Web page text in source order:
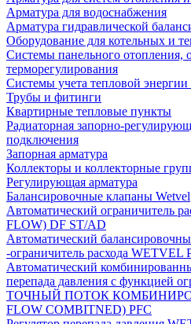
Арматура для водоснабжения
Арматура гидравлической
Оборудование для котельных и
Системы панельного отопления,
терморегулирования
Системы учета тепловой
Трубы и фитинги
Квартирные тепловые пункты
Радиаторная запорно-
подключения
Запорная арматура
Коллекторы и коллекторные
Регулирующая арматура
Балансировочные клапаны Wetvel
Автоматический ограничитель
FLOW) DF ST/AD
Автоматический
-ограничитель расхода WETVEL
Автоматический
перепада давления с функцией
ТОЧНЫЙ ПОТОК
FLOW COMBIТNED) PFC